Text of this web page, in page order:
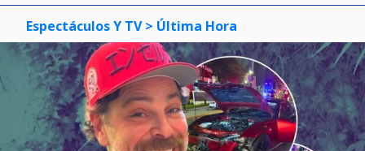
Espectáculos Y TV > Última Hora